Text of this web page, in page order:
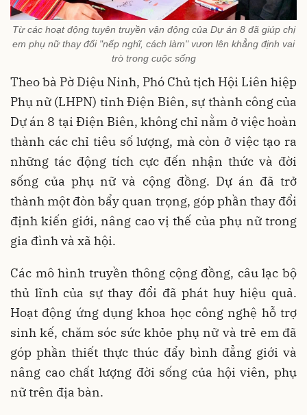
Từ các hoạt động tuyên truyền vận động của Dự án 8 đã giúp chị
em phụ nữ thay đổi "nếp nghĩ, cách làm" vươn lên khẳng định vai
trò trong cuộc sống
Theo bà Pờ Diệu Ninh, Phó Chủ tịch Hội Liên hiệp
Phụ nữ (LHPN) tỉnh Điện Biên, sự thành công của
Dự án 8 tại Điện Biên, không chỉ nằm ở việc hoàn
thành các chỉ tiêu số lượng, mà còn ở việc tạo ra
những tác động tích cực đến nhận thức và đời
sống của phụ nữ và cộng đồng. Dự án đã trở
thành một đòn bẩy quan trọng, góp phần thay đổi
định kiến giới, nâng cao vị thế của phụ nữ trong
gia đình và xã hội.
Các mô hình truyền thông cộng đồng, câu lạc bộ
thủ lĩnh của sự thay đổi đã phát huy hiệu quả.
Hoạt động ứng dụng khoa học công nghệ hỗ trợ
sinh kế, chăm sóc sức khỏe phụ nữ và trẻ em đã
góp phần thiết thực thúc đẩy bình đẳng giới và
nâng cao chất lượng đời sống của hội viên, phụ
nữ trên địa bàn.